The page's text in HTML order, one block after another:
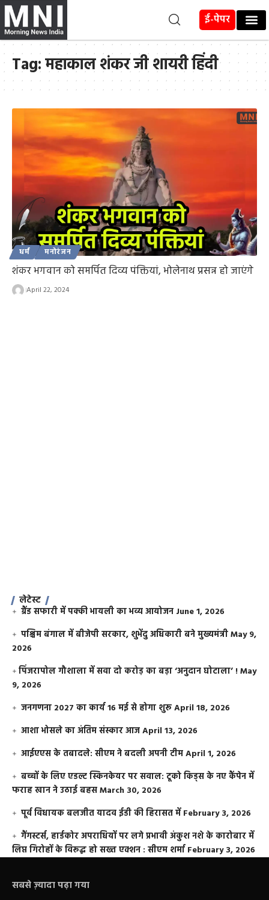
ई-पेपर
Tag:महाकाल शंकर जी शायरी हिंदी
धर्म मनोरंजन
शंकर भगवान को समर्पित दिव्य पंक्तियां, भोलेनाथ प्रसन्न हो जाएंगे
April 22, 2024
लेटेस्ट
ग्रैंड सफारी में पक्की भायली का भव्य आयोजन June 1, 2026
पश्चिम बंगाल में बीजेपी सरकार, शुभेंदु अधिकारी बने मुख्यमंत्रीMay 9,
2026
​पिंजरापोल गौशाला में सवा दो करोड़ का बड़ा ‘अनुदान घोटाला’ !May
9, 2026
जनगणना 2027 का कार्य 16 मई से होगा शुरूApril 18, 2026
आशा भोसले का अंतिम संस्कार आजApril 13, 2026
आईएएस के तबादले: सीएम ने बदली अपनी टीमApril 1, 2026
बच्चों के लिए एडल्ट स्किनकेयर पर सवाल: टूको किड्स के नए कैंपेन में
फराह खान ने उठाई बहसMarch 30, 2026
पूर्व विधायक बलजीत यादव ईडी की हिरासत में February 3, 2026
गैंगस्टर्स, हार्डकोर अपराधियों पर लगे प्रभावी अंकुश नशे के कारोबार में
लिप्त गिरोहों के विरूद्ध हो सख्त एक्शन : सीएम शर्मा February 3, 2026
सबसे ज़्यादा पढ़ा गया